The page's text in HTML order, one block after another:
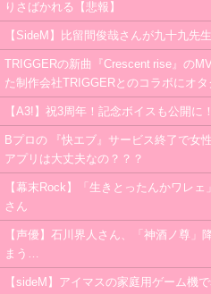
りさばかれる【悲報】
【SideM】比留間俊哉さんが九十九先
TRIGGERの新曲『Crescent rise』の
た制作会社TRIGGERとのコラボにオ
【A3!】祝3周年！記念ボイスも公開
Bプロの 『快エブ』サービス終了で女
アプリは大丈夫なの？？？
【幕末Rock】「生きとったんかワレ
さん
【声優】石川界人さん、「神酒ノ尊」
まう…
【sideM】アイマスの家庭用ゲーム機